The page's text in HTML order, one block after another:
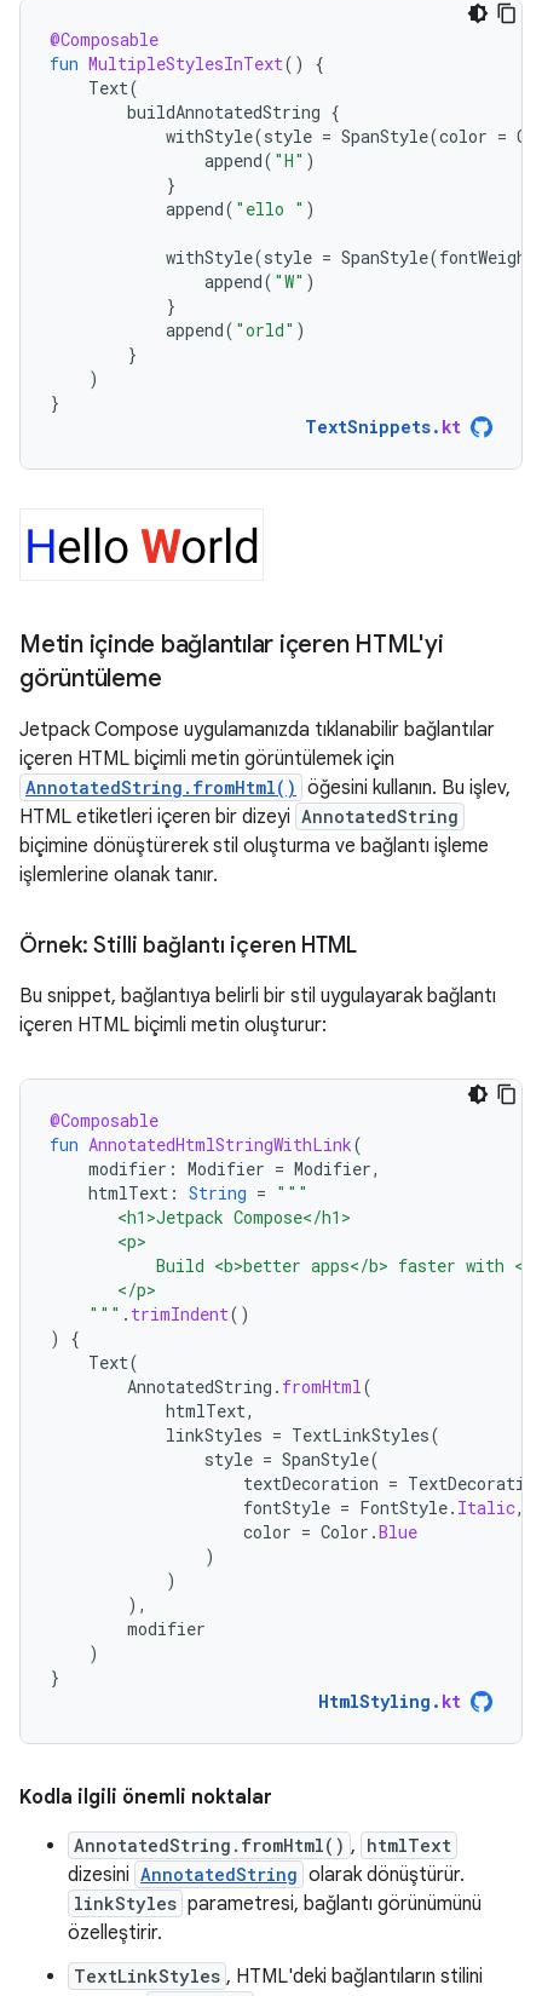
@Composable
fun MultipleStylesInText()
{
Text(
buildAnnotatedString {
withStyle(style = SpanStyle(color =
append( "H" )
}
append( "ello " )
withStyle(style = SpanStyle(fontWeight
append( "W" )
}
append( "orld" )
}
)
}
TextSnippets. kt
Metin içinde bağlantılar içeren HTML'yi
görüntüleme
Jetpack Compose uygulamanızda tıklanabilir bağlantılar
içeren HTML biçimli metin görüntülemek için
AnnotatedString.fromHtml() öğesini kullanın. Bu işlev,
HTML etiketleri içeren bir dizeyi AnnotatedString
biçimine dönüştürerek stil oluşturma ve bağlantı işleme
işlemlerine olanak tanır.
Örnek: Stilli bağlantı içeren HTML
Bu snippet, bağlantıya belirli bir stil uygulayarak bağlantı
içeren HTML biçimli metin oluşturur:
@Composable
fun AnnotatedHtmlStringWithLink(
modifier : Modifier = Modifier,
htmlText : String = """
       <h1>Jetpack Compose</h1>
       <p>
Build <b>better apps</b> faster with
       </p>
    """
. trimIndent()
)
{
Text(
AnnotatedString . fromHtml(
htmlText,
linkStyles = TextLinkStyles(
style = SpanStyle(
textDecoration =
fontStyle = FontStyle. Italic,
color = Color .Blue
)
)
),
modifier
)
}
HtmlStyling . kt
Kodla ilgili önemli noktalar
AnnotatedString.fromHtml() , htmlText
dizesini AnnotatedString olarak dönüştürür.
linkStyles parametresi, bağlantı görünümünü
özelleştirir.
TextLinkStyles , HTML'deki bağlantıların stilini